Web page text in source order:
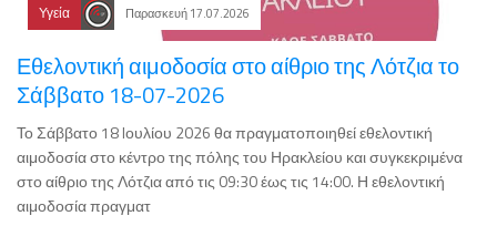
Υγεία Παρασκευή 17.07.2026
Εθελοντική αιμοδοσία στο αίθριο της Λότζια το
Σάββατο 18-07-2026
Το Σάββατο 18 Iουλίου 2026 θα πραγματοποιηθεί εθελοντική
αιμοδοσία στο κέντρο της πόλης του Ηρακλείου και συγκεκριμένα
στο αίθριο της Λότζια από τις 09:30 έως τις 14:00. Η εθελοντική
αιμοδοσία πραγματ